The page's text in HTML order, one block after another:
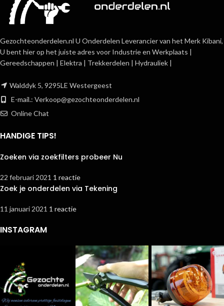
Gezochteonderdelen.nl U Onderdelen Leverancier van het Merk Kibani,
U bent hier op het juiste adres voor Industrie en Werkplaats |
Gereedschappen | Elektra | Trekkerdelen | Hydrauliek |
Walddyk 5, 9295LE Westergeest
E-mail.: Verkoop@gezochteonderdelen.nl
Online Chat
HANDIGE TIPS!
Zoeken via zoekfilters probeer Nu
22 februari 2021 1 reactie
Zoek je onderdelen via Tekening
11 januari 2021 1 reactie
INSTAGRAM